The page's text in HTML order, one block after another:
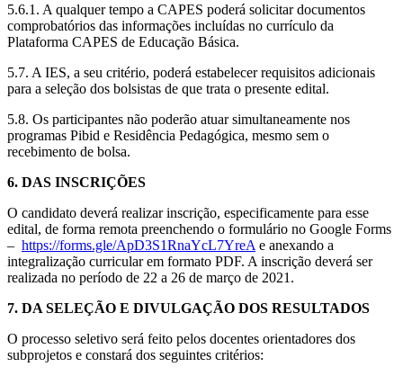
5.6.1. A qualquer tempo a CAPES poderá solicitar documentos
comprobatórios das informações incluídas no currículo da
Plataforma CAPES de Educação Básica.
5.7. A IES, a seu critério, poderá estabelecer requisitos adicionais
para a seleção dos bolsistas de que trata o presente edital.
5.8. Os participantes não poderão atuar simultaneamente nos
programas Pibid e Residência Pedagógica, mesmo sem o
recebimento de bolsa.
6. DAS INSCRIÇÕES
O candidato deverá realizar inscrição, especificamente para esse
edital, de forma remota preenchendo o formulário no Google Forms
– https://forms.gle/ApD3S1RnaYcL7YreA e anexando a
integralização curricular em formato PDF. A inscrição deverá ser
realizada no período de 22 a 26 de março de 2021.
7. DA SELEÇÃO E DIVULGAÇÃO DOS RESULTADOS
O processo seletivo será feito pelos docentes orientadores dos
subprojetos e constará dos seguintes critérios: